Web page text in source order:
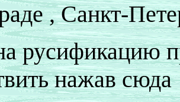
, Санкт-
русификацию
нажав